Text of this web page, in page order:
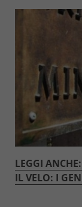
LEGGI
IL VELO: I